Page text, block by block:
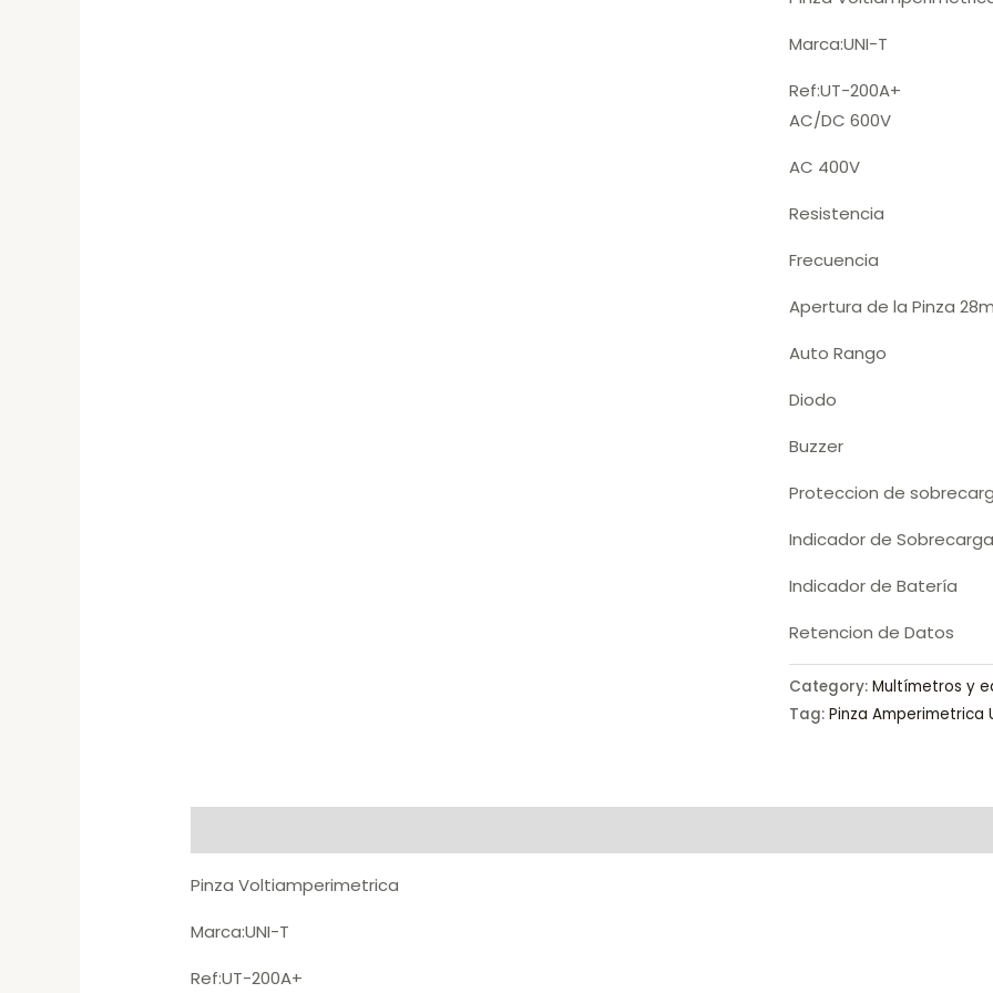
Marca:UNI-T
Ref:UT-200A+
AC/DC 600V
AC 400V
Resistencia
Frecuencia
Apertura de la Pinza
Auto Rango
Diodo
Buzzer
Proteccion de
Indicador de Sobrecarga
Indicador de Batería
Retencion de Datos
Category: Multímetros y
Tag: Pinza Amperimetrica
Pinza Voltiamperimetrica
Marca:UNI-T
Ref:UT-200A+